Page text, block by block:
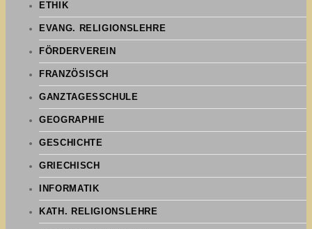
ETHIK
EVANG. RELIGIONSLEHRE
FÖRDERVEREIN
FRANZÖSISCH
GANZTAGESSCHULE
GEOGRAPHIE
GESCHICHTE
GRIECHISCH
INFORMATIK
KATH. RELIGIONSLEHRE